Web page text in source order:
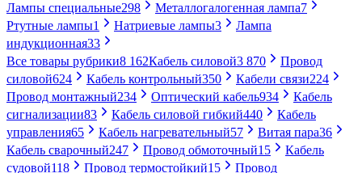
Лампы специальные298 Металлогалогенная лампа7
Ртутные лампы1 Натриевые лампы3
Лампа
индукционная33
Все товары рубрики8 162Кабель силовой3 870
Провод
силовой624 Кабель контрольный350 Кабели связи224
Провод монтажный234 Оптический кабель934
Кабель
сигнализации83 Кабель силовой гибкий440
Кабель
управления65 Кабель нагревательный57 Витая пара36
Кабель сварочный247 Провод обмоточный15
Кабель
судовой118 Провод термостойкий15
Провод